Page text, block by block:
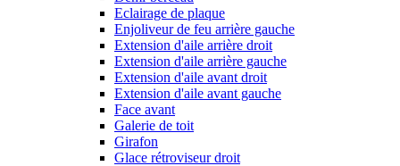
Eclairage de plaque
Enjoliveur de feu arrière gauche
Extension d'aile arrière droit
Extension d'aile arrière gauche
Extension d'aile avant droit
Extension d'aile avant gauche
Face avant
Galerie de toit
Girafon
Glace rétroviseur droit